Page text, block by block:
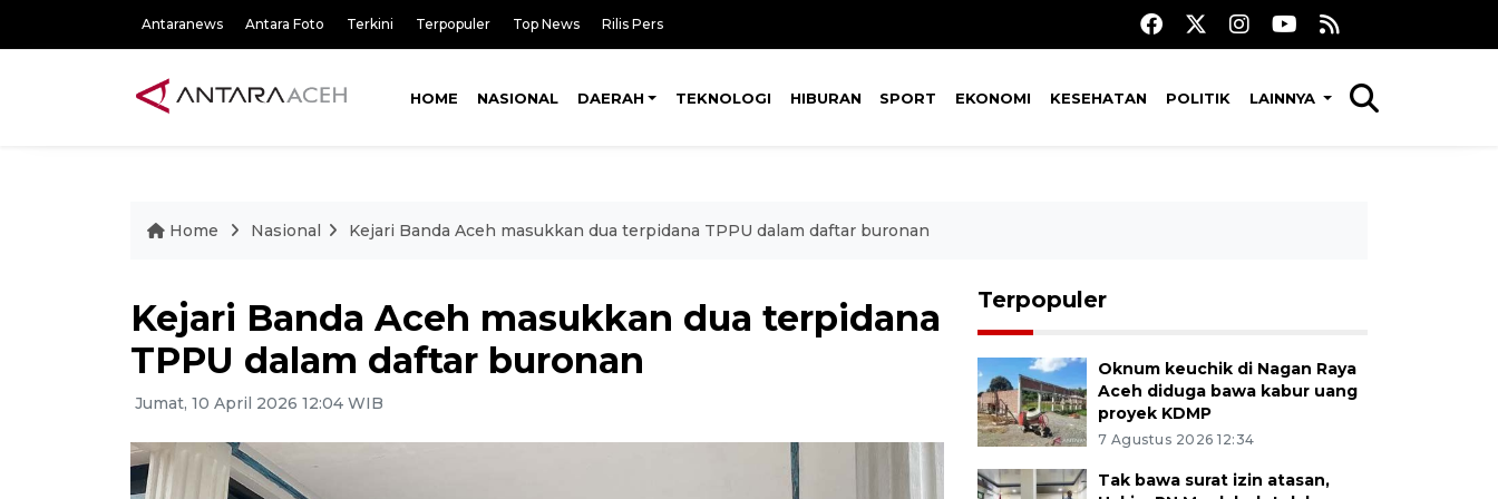
Antaranews Antara Foto Terkini Terpopuler Top News Rilis Pers
HOME NASIONAL DAERAH TEKNOLOGI HIBURAN SPORT EKONOMI KESEHATAN POLITIK LAINNYA
Home Nasional Kejari Banda Aceh masukkan dua terpidana TPPU dalam daftar buronan
Kejari Banda Aceh masukkan dua terpidana
TPPU dalam daftar buronan
Jumat, 10 April 2026 12:04 WIB
Terpopuler
Oknum keuchik di Nagan Raya
Aceh diduga bawa kabur uang
proyek KDMP
7 Agustus 2026 12:34
Tak bawa surat izin atasan,